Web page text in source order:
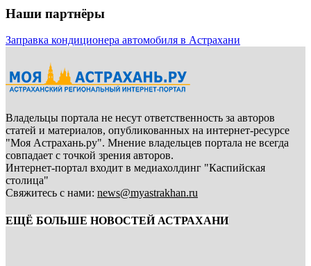
Наши партнёры
Заправка кондиционера автомобиля в Астрахани
Владельцы портала не несут ответственность за авторов
статей и материалов, опубликованных на интернет-ресурсе
"Моя Астрахань.ру". Мнение владельцев портала не всегда
совпадает с точкой зрения авторов.
Интернет-портал входит в медиахолдинг "Каспийская
столица"
Свяжитесь с нами: news@myastrakhan.ru
ЕЩЁ БОЛЬШЕ НОВОСТЕЙ АСТРАХАНИ